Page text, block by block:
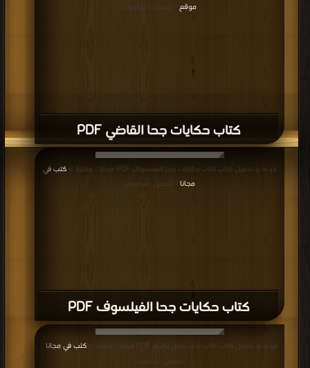
كتاب حكايات جحا القاضي PDF
موقع
| التحميل : مرة/مرات
كتاب حكايات جحا الفيلسوف PDF
قراءة و تحميل كتاب كتاب حكايات جحا الفيلسوف PDF مجانا | مكتبة >
كتب في
مجانا | التحميل : مرة/مرات
قراءة و تحميل كتاب كتاب جحا يعمل بالأمر PDF مجانا | مكتبة > كتب في مجانا
التحميل : مرة/مرات